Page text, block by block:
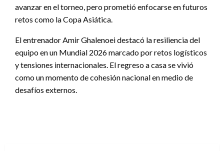
avanzar en el torneo, pero prometió enfocarse en futuros
retos como la Copa Asiática.
El entrenador Amir Ghalenoei destacó la resiliencia del
equipo en un Mundial 2026 marcado por retos logísticos
y tensiones internacionales. El regreso a casa se vivió
como un momento de cohesión nacional en medio de
desafíos externos.